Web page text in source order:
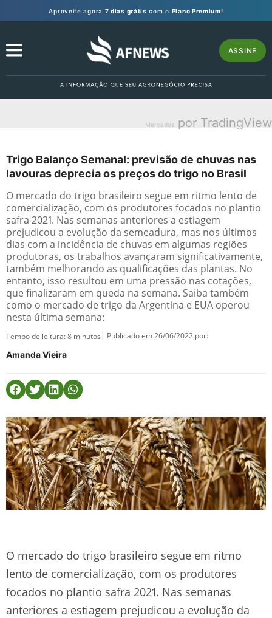
Aproveite agora 7 dias grátis com o Plano Premium!
ASSINE
Mercados por TradingView
Trigo Balanço Semanal: previsão de chuvas nas
lavouras deprecia os preços do trigo no Brasil
O mercado do trigo brasileiro segue em ritmo lento de
comercialização, com os produtores focados no plantio
safra 2021. Nas semanas anteriores a estiagem
prejudicou a evolução da semeadura, mas nos últimos
dias com a incidência de chuvas em algumas regiões
produtoras, os trabalhos avançaram significativamente,
também melhorando as qualificações das plantas. No
entanto, isso resultou em uma pressão nas cotações,
que finalizaram em queda na semana. Saiba também
como o mercado de trigo da Argentina e EUA operou
nesta última semana:
Tempo de leitura:8 minutos | Publicado em 26/06/2022 por:
Amanda Vieira
O mercado do trigo brasileiro segue em ritmo
lento de comercialização, com os produtores
focados no plantio safra 2021. Nas semanas
anteriores a estiagem prejudicou a evolução da